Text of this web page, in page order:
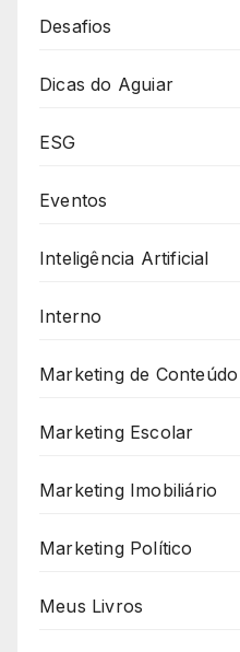
Desafios
Dicas do Aguiar
ESG
Eventos
Inteligência Artificial
Interno
Marketing de Conteúdo
Marketing Escolar
Marketing Imobiliário
Marketing Político
Meus Livros